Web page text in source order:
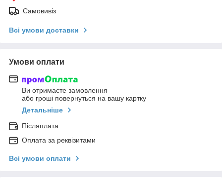
Самовивіз
Всі умови доставки
Умови оплати
Ви отримаєте замовлення
або гроші повернуться на вашу картку
Детальніше
Післяплата
Оплата за реквізитами
Всі умови оплати